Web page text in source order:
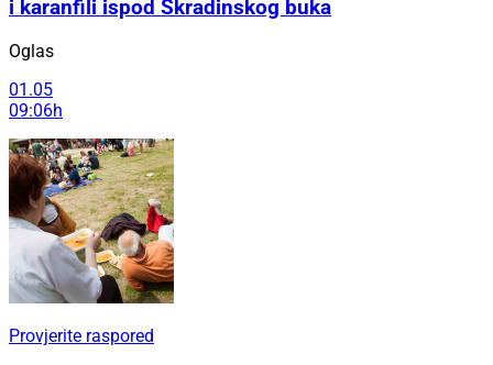
i karanfili ispod Skradinskog buka
Oglas
01.05
09:06h
Provjerite raspored